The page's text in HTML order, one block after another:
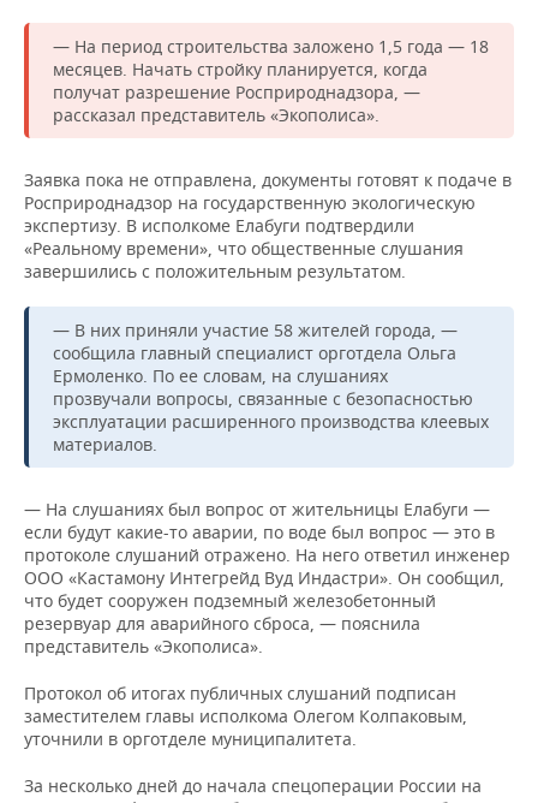
— На период строительства заложено 1,5 года — 18
месяцев. Начать стройку планируется, когда
получат разрешение Росприроднадзора, —
рассказал представитель «Экополиса».
Заявка пока не отправлена, документы готовят к подаче в
Росприроднадзор на государственную экологическую
экспертизу. В исполкоме Елабуги подтвердили
«Реальному времени», что общественные слушания
завершились с положительным результатом.
— В них приняли участие 58 жителей города, —
сообщила главный специалист орготдела Ольга
Ермоленко. По ее словам, на слушаниях
прозвучали вопросы, связанные с безопасностью
эксплуатации расширенного производства клеевых
материалов.
— На слушаниях был вопрос от жительницы Елабуги —
если будут какие-то аварии, по воде был вопрос — это в
протоколе слушаний отражено. На него ответил инженер
ООО «Кастамону Интегрейд Вуд Индастри». Он сообщил,
что будет сооружен подземный железобетонный
резервуар для аварийного сброса, — пояснила
представитель «Экополиса».
Протокол об итогах публичных слушаний подписан
заместителем главы исполкома Олегом Колпаковым,
уточнили в орготделе муниципалитета.
За несколько дней до начала спецоперации России на